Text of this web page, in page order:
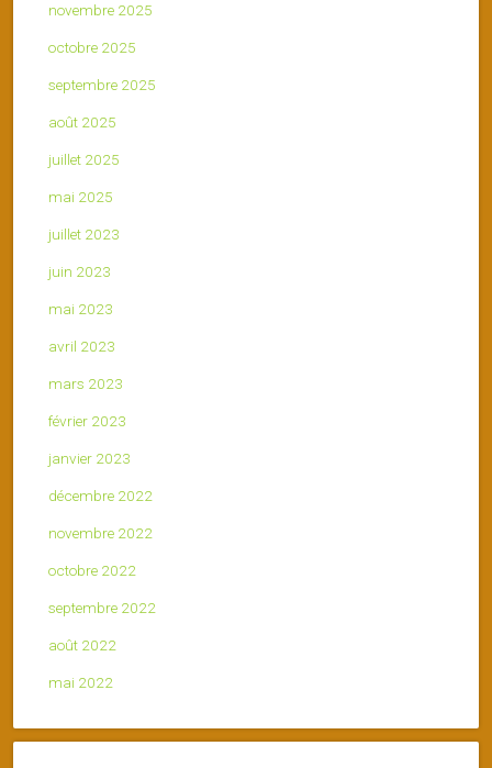
novembre 2025
octobre 2025
septembre 2025
août 2025
juillet 2025
mai 2025
juillet 2023
juin 2023
mai 2023
avril 2023
mars 2023
février 2023
janvier 2023
décembre 2022
novembre 2022
octobre 2022
septembre 2022
août 2022
mai 2022